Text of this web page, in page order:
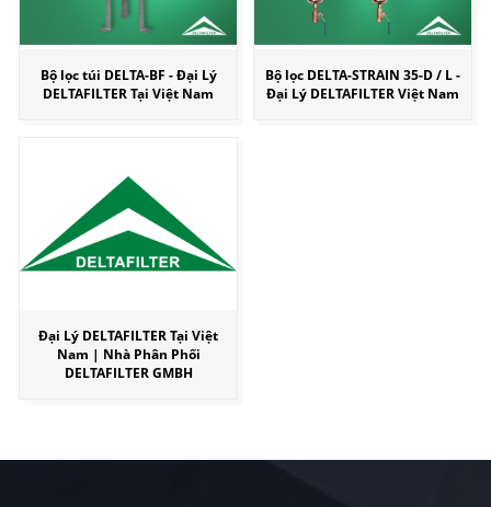
Bộ lọc túi DELTA-BF - Đại Lý
DELTAFILTER Tại Việt Nam
Bộ lọc DELTA-STRAIN 35-D / L -
Đại Lý DELTAFILTER Việt Nam
Đại Lý DELTAFILTER Tại Việt
Nam | Nhà Phân Phối
DELTAFILTER GMBH